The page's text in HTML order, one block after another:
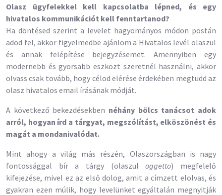
Olasz ügyfelekkel kell kapcsolatba lépned, és egy
hivatalos kommunikációt kell fenntartanod?
Ha döntésed szerint a levelet hagyományos módon postán
adod fel, akkor figyelmedbe ajánlom a Hivatalos levél olaszul
és annak felépítése bejegyzésemet. Amennyiben egy
modernebb és gyorsabb eszközt szeretnél használni, akkor
olvass csak tovább, hogy célod elérése érdekében megtudd az
olasz hivatalos email írásának módját.
A következő bekezdésekben néhány bölcs tanácsot adok
arról, hogyan írd a tárgyat, megszólítást, elköszönést és
magát a mondanivalódat.
Mint ahogy a világ más részén, Olaszországban is nagy
fontossággal bír a tárgy (olaszuloggetto) megfelelő
kifejezése, mivel ez az első dolog, amit a címzett elolvas, és
gyakran ezen múlik, hogy levelünket egyáltalán megnyitják